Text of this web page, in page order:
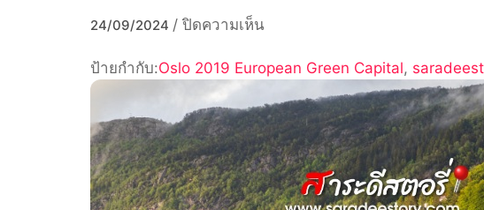
24/09/2024 / ปิดความเห็น
เมือง
เขียว
กับ
ระบบ
ขนส่ง
สาธารณะ
ป้ายกำกับ:Oslo 2019 European Green Capital,